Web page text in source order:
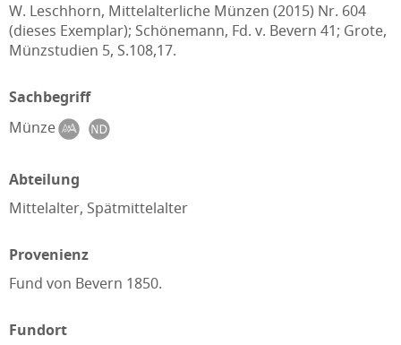
W. Leschhorn, Mittelalterliche Münzen (2015) Nr. 604
(dieses Exemplar); Schönemann, Fd. v. Bevern 41; Grote,
Münzstudien 5, S.108,17.
Sachbegriff
Münze
Abteilung
Mittelalter, Spätmittelalter
Provenienz
Fund von Bevern 1850.
Fundort